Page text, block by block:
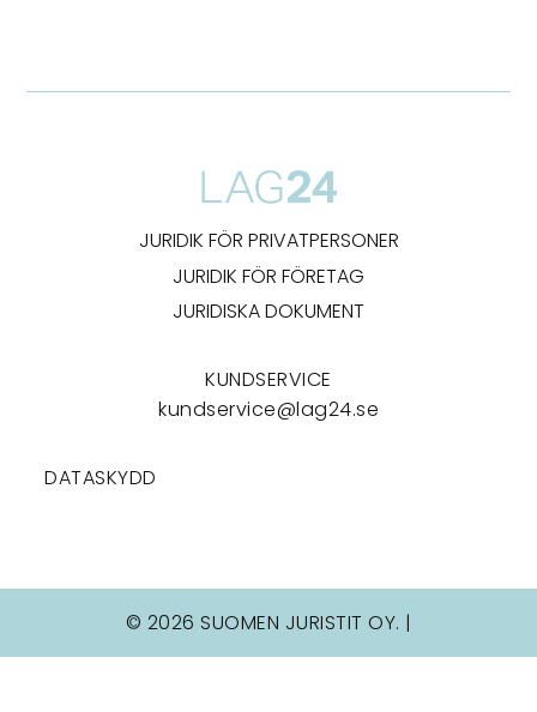
JURIDIK FÖR PRIVATPERSONER
JURIDIK FÖR FÖRETAG
JURIDISKA DOKUMENT
KUNDSERVICE
kundservice@lag24.se
DATASKYDD
© 2026 SUOMEN JURISTIT OY. |